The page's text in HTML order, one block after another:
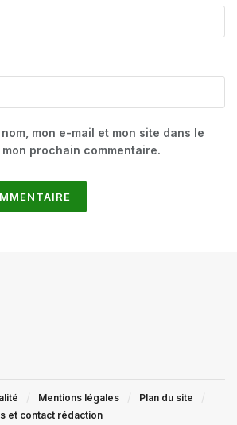
mon e-mail et mon site dans le
prochain commentaire.
Mentions légales
Plan du site
et contact rédaction